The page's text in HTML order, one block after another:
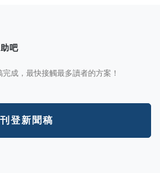
吧
成，最快接觸最多讀者的方案！
刊登新聞稿